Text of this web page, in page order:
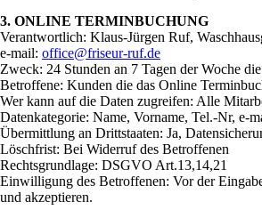
3. ONLINE TERMINBUCHUNG
Verantwortlich: Klaus-Jürgen Ruf,
e-mail: office@friseur-ruf.de
Zweck: 24 Stunden an 7 Tagen der Woche
Betroffene: Kunden die das Online
Wer kann auf die Daten zugreifen: Alle
Datenkategorie: Name, Vorname, Tel.-Nr, e-
Übermittlung an Drittstaaten: Ja,
Löschfrist: Bei Widerruf des Betroffenen
Rechtsgrundlage: DSGVO Art.13,14,21
Einwilligung des Betroffenen: Vor der
und akzeptieren.